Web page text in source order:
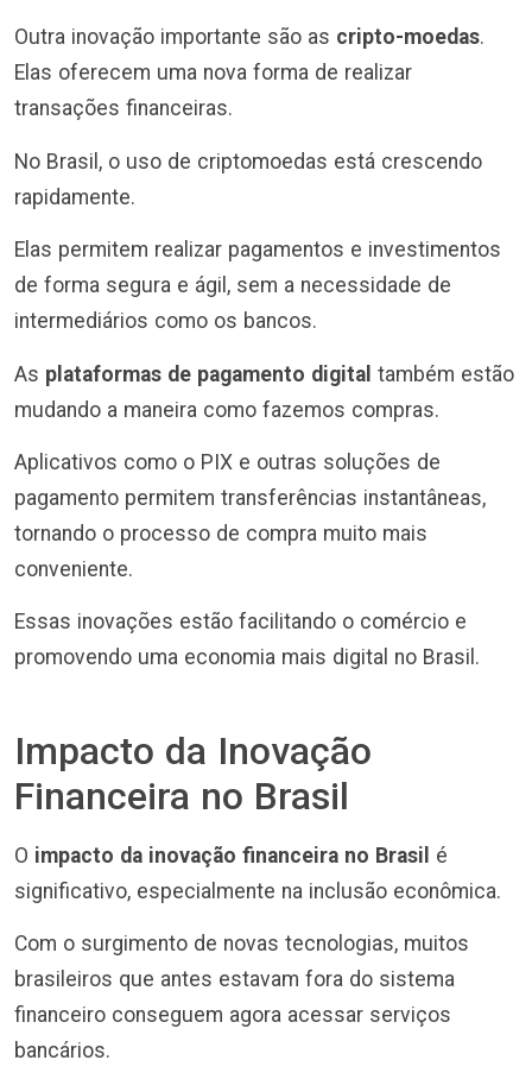
Outra inovação importante são as cripto-moedas.
Elas oferecem uma nova forma de realizar
transações financeiras.
No Brasil, o uso de criptomoedas está crescendo
rapidamente.
Elas permitem realizar pagamentos e investimentos
de forma segura e ágil, sem a necessidade de
intermediários como os bancos.
As plataformas de pagamento digital também estão
mudando a maneira como fazemos compras.
Aplicativos como o PIX e outras soluções de
pagamento permitem transferências instantâneas,
tornando o processo de compra muito mais
conveniente.
Essas inovações estão facilitando o comércio e
promovendo uma economia mais digital no Brasil.
Impacto da Inovação
Financeira no Brasil
O impacto da inovação financeira no Brasil é
significativo, especialmente na inclusão econômica.
Com o surgimento de novas tecnologias, muitos
brasileiros que antes estavam fora do sistema
financeiro conseguem agora acessar serviços
bancários.